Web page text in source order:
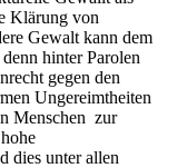
Klärung von
Gewalt kann dem
hinter Parolen
gegen den
Ungereimtheiten
Menschen zur
dies unter allen